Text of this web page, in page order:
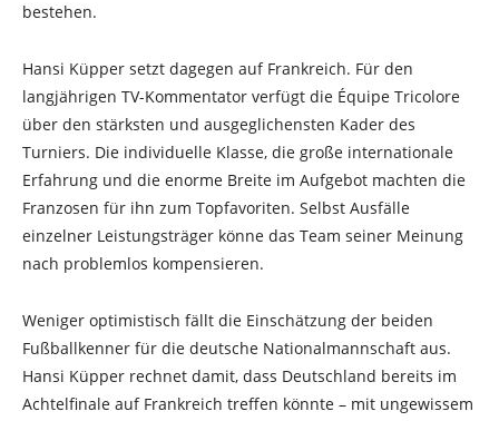
bestehen.
Hansi Küpper setzt dagegen auf Frankreich. Für den
langjährigen TV-Kommentator verfügt die Équipe Tricolore
über den stärksten und ausgeglichensten Kader des
Turniers. Die individuelle Klasse, die große internationale
Erfahrung und die enorme Breite im Aufgebot machten die
Franzosen für ihn zum Topfavoriten. Selbst Ausfälle
einzelner Leistungsträger könne das Team seiner Meinung
nach problemlos kompensieren.
Weniger optimistisch fällt die Einschätzung der beiden
Fußballkenner für die deutsche Nationalmannschaft aus.
Hansi Küpper rechnet damit, dass Deutschland bereits im
Achtelfinale auf Frankreich treffen könnte – mit ungewissem